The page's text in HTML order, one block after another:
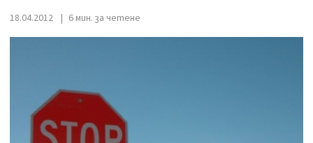
18.04.2012 6 мин. за четене